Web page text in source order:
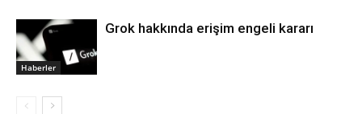
Haberler
Grok hakkında erişim engeli kararı